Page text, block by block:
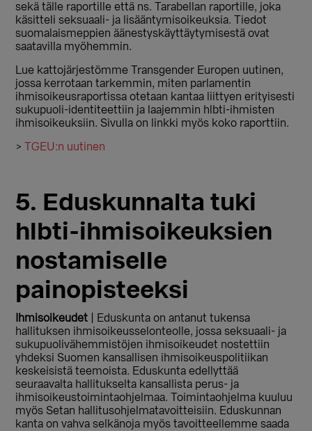
sekä tälle raportille että ns. Tarabellan raportille, joka
käsitteli seksuaali- ja lisääntymisoikeuksia. Tiedot
suomalaismeppien äänestyskäyttäytymisestä ovat
saatavilla myöhemmin.
Lue kattojärjestömme Transgender Europen uutinen,
jossa kerrotaan tarkemmin, miten parlamentin
ihmisoikeusraportissa otetaan kantaa liittyen erityisesti
sukupuoli-identiteettiin ja laajemmin hlbti-ihmisten
ihmisoikeuksiin. Sivulla on linkki myös koko raporttiin.
> TGEU:n uutinen
5. Eduskunnalta tuki
hlbti-ihmisoikeuksien
nostamiselle
painopisteeksi
Ihmisoikeudet | Eduskunta on antanut tukensa
hallituksen ihmisoikeusselonteolle, jossa seksuaali- ja
sukupuolivähemmistöjen ihmisoikeudet nostettiin
yhdeksi Suomen kansallisen ihmisoikeuspolitiikan
keskeisistä teemoista. Eduskunta edellyttää
seuraavalta hallitukselta kansallista perus- ja
ihmisoikeustoimintaohjelmaa. Toimintaohjelma kuuluu
myös Setan hallitusohjelmatavoitteisiin. Eduskunnan
kanta on vahva selkänoja myös tavoitteellemme saada